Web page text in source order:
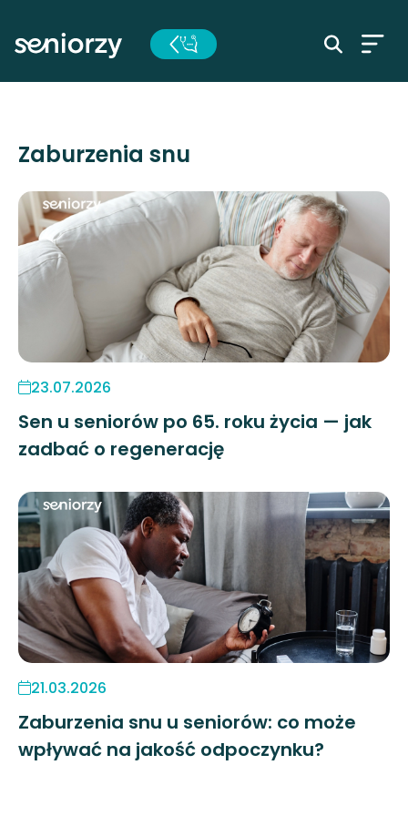
Zaburzenia snu
23.07.2026
Sen u seniorów po 65. roku życia — jak
zadbać o regenerację
21.03.2026
Zaburzenia snu u seniorów: co może
wpływać na jakość odpoczynku?